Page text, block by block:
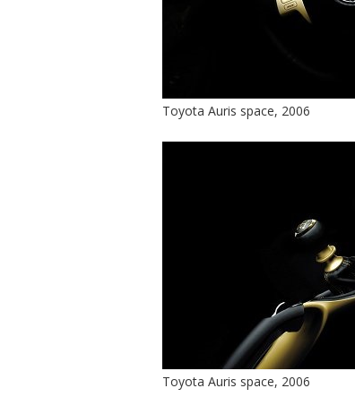
Toyota Auris space, 2006
Toyota Auris space, 2006